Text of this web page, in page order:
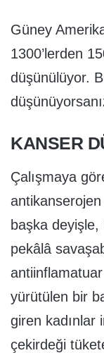
Güney
1300’lerden
düşünülüyor.
KANSER
Çalışmaya
başka deyişle,
pekâlâ
yürütülen bir
giren kadınlar
çekirdeği